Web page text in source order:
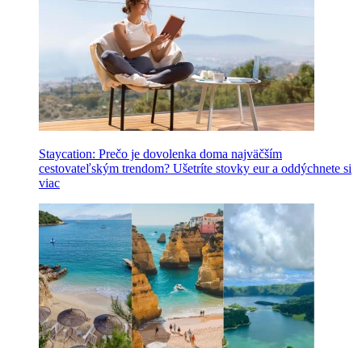
Staycation: Prečo je dovolenka doma najväčším
cestovateľským trendom? Ušetríte stovky eur a oddýchnete si
viac